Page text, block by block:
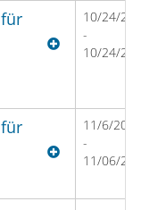
10/24/2026
-
10/24/2026
11/6/2026
-
11/06/2026